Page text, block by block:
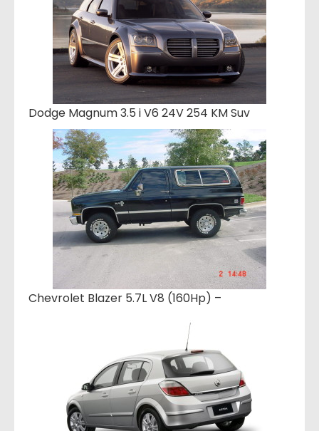
Dodge Magnum 3.5 i V6 24V 254 KM Suv
Chevrolet Blazer 5.7L V8 (160Hp) –